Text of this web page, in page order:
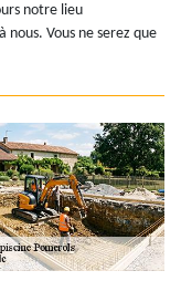
notre lieu
nous. Vous ne serez que